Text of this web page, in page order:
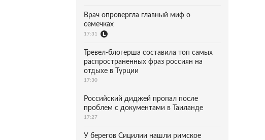
Врач опровергла главный миф о
семечках
17:31
Тревел-блогерша составила топ самых
распространенных фраз россиян на
отдыхе в Турции
17:30
Российский диджей пропал после
проблем с документами в Таиланде
17:27
У берегов Сицилии нашли римское